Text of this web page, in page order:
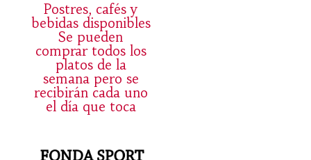
Postres, cafés y
bebidas disponibles
Se pueden
comprar todos los
platos de la
semana pero se
recibirán cada uno
el día que toca